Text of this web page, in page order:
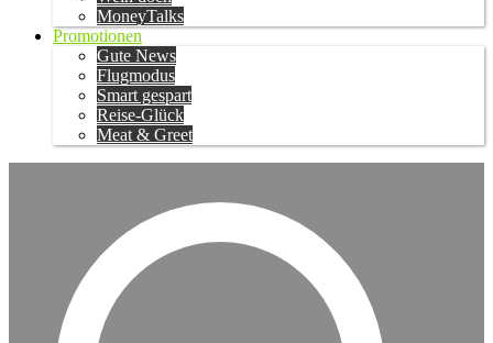
MoneyTalks
Promotionen
Gute News
Flugmodus
Smart gespart
Reise-Glück
Meat & Greet